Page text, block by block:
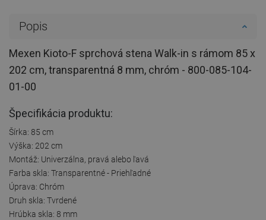
Popis
Mexen Kioto-F sprchová stena Walk-in s rámom 85 x
202 cm, transparentná 8 mm, chróm - 800-085-104-
01-00
Špecifikácia produktu:
Šírka: 85 cm
Výška: 202 cm
Montáž: Univerzálna, pravá alebo ľavá
Farba skla: Transparentné - Priehľadné
Úprava: Chróm
Druh skla: Tvrdené
Hrúbka skla: 8 mm